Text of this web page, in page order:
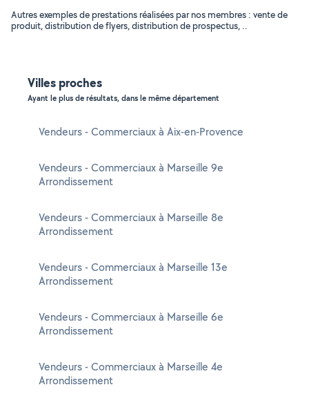
Autres exemples de prestations réalisées par nos membres : vente de
produit, distribution de flyers, distribution de prospectus, ..
Villes proches
Ayant le plus de résultats, dans le même département
Vendeurs - Commerciaux à Aix-en-Provence
Vendeurs - Commerciaux à Marseille 9e
Arrondissement
Vendeurs - Commerciaux à Marseille 8e
Arrondissement
Vendeurs - Commerciaux à Marseille 13e
Arrondissement
Vendeurs - Commerciaux à Marseille 6e
Arrondissement
Vendeurs - Commerciaux à Marseille 4e
Arrondissement